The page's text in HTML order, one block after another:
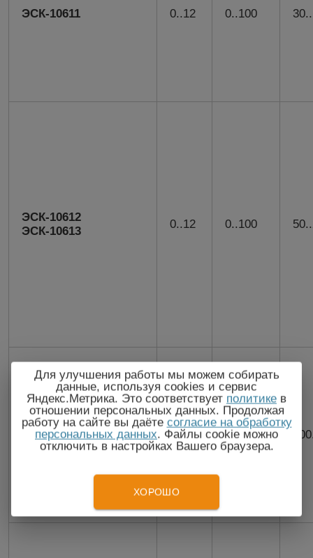
ЭСК-10611 0..12 0..100
ЭСК-10612
ЭСК-10613
0..12 0..100
ЭСК-10614 0..12 0..100
Для улучшения работы мы можем собирать
данные, используя cookies и сервис
Яндекс.Метрика. Это соответствует политике в
отношении персональных данных. Продолжая
работу на сайте вы даёте согласие на обработку
персональных данных. Файлы cookie можно
отключить в настройках Вашего браузера.
ХОРОШО